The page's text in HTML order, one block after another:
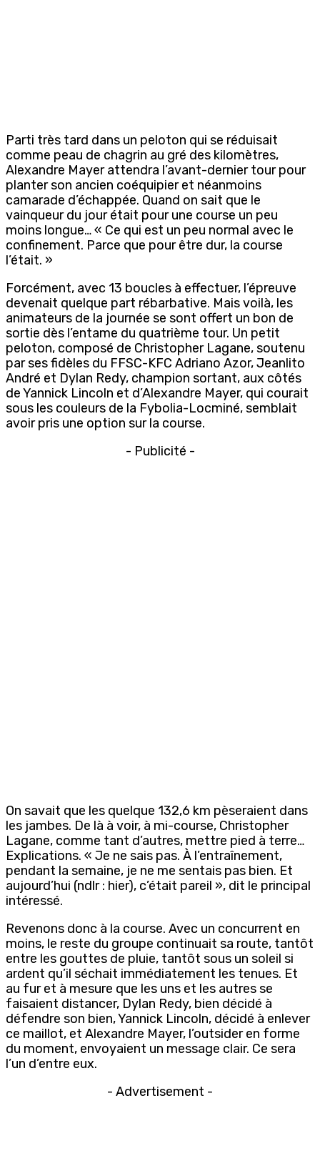
Parti très tard dans un peloton qui se réduisait
comme peau de chagrin au gré des kilomètres,
Alexandre Mayer attendra l’avant-dernier tour pour
planter son ancien coéquipier et néanmoins
camarade d’échappée. Quand on sait que le
vainqueur du jour était pour une course un peu
moins longue… « Ce qui est un peu normal avec le
confinement. Parce que pour être dur, la course
l’était. »
Forcément, avec 13 boucles à effectuer, l’épreuve
devenait quelque part rébarbative. Mais voilà, les
animateurs de la journée se sont offert un bon de
sortie dès l’entame du quatrième tour. Un petit
peloton, composé de Christopher Lagane, soutenu
par ses fidèles du FFSC-KFC Adriano Azor, Jeanlito
André et Dylan Redy, champion sortant, aux côtés
de Yannick Lincoln et d’Alexandre Mayer, qui courait
sous les couleurs de la Fybolia-Locminé, semblait
avoir pris une option sur la course.
- Publicité -
On savait que les quelque 132,6 km pèseraient dans
les jambes. De là à voir, à mi-course, Christopher
Lagane, comme tant d’autres, mettre pied à terre…
Explications. « Je ne sais pas. À l’entraînement,
pendant la semaine, je ne me sentais pas bien. Et
aujourd’hui (ndlr : hier), c’était pareil », dit le principal
intéressé.
Revenons donc à la course. Avec un concurrent en
moins, le reste du groupe continuait sa route, tantôt
entre les gouttes de pluie, tantôt sous un soleil si
ardent qu’il séchait immédiatement les tenues. Et
au fur et à mesure que les uns et les autres se
faisaient distancer, Dylan Redy, bien décidé à
défendre son bien, Yannick Lincoln, décidé à enlever
ce maillot, et Alexandre Mayer, l’outsider en forme
du moment, envoyaient un message clair. Ce sera
l’un d’entre eux.
- Advertisement -